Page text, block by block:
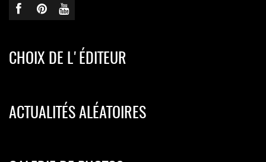
CHOIX DE L'ÉDITEUR
ACTUALITÉS ALÉATOIRES